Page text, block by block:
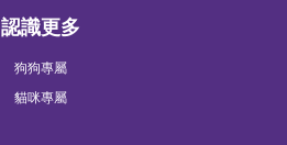
認識更多
狗狗專屬
貓咪專屬